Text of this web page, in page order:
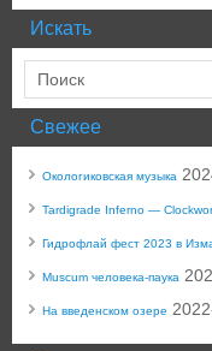
Искать
Свежее
Окологиковская музыка
Tardigrade Inferno —
Гидрофлай фест 2023 в
Muscum человека-паука
На введенском озере